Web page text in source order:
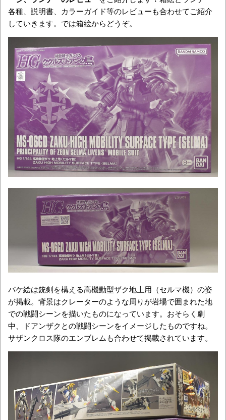
各種、説明書、カラーガイド等のレビューも合わせてご紹介
していきます。では箱絵からどうぞ。
パケ絵は銃剣を構える高機動型ザク地上用（セルマ機）の姿
が掲載。背景はクレーターのような周りが岩場で囲まれた地
での戦闘シーンを描いたものになっています。おそらく劇
中、ドアンザクとの戦闘シーンをイメージしたものですね。
サザンクロス隊のエンブレムも合わせて掲載されています。